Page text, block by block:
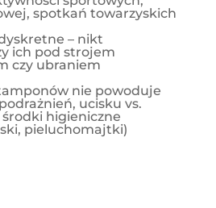
spotkań towarzyskich
– nikt
ich pod strojem
czy ubraniem
nie powoduje
ucisku vs.
higieniczne
pieluchomajtki)